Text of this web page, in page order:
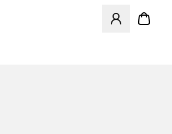
Öffnet ein